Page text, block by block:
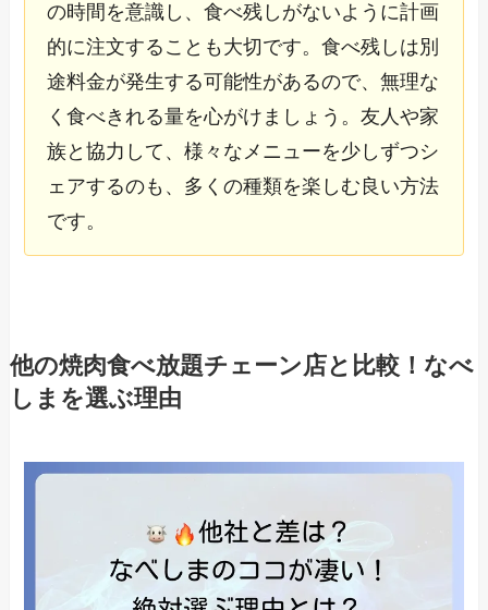
の時間を意識し、食べ残しがないように計画
的に注文することも大切です。食べ残しは別
途料金が発生する可能性があるので、無理な
く食べきれる量を心がけましょう。友人や家
族と協力して、様々なメニューを少しずつシ
ェアするのも、多くの種類を楽しむ良い方法
です。
他の焼肉食べ放題チェーン店と比較！なべ
しまを選ぶ理由